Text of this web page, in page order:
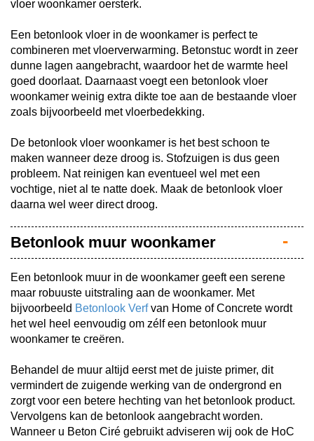
vloer woonkamer oersterk.
Een betonlook vloer in de woonkamer is perfect te
combineren met vloerverwarming. Betonstuc wordt in zeer
dunne lagen aangebracht, waardoor het de warmte heel
goed doorlaat. Daarnaast voegt een betonlook vloer
woonkamer weinig extra dikte toe aan de bestaande vloer
zoals bijvoorbeeld met vloerbedekking.
De betonlook vloer woonkamer is het best schoon te
maken wanneer deze droog is. Stofzuigen is dus geen
probleem. Nat reinigen kan eventueel wel met een
vochtige, niet al te natte doek. Maak de betonlook vloer
daarna wel weer direct droog.
Betonlook muur woonkamer
Een betonlook muur in de woonkamer geeft een serene
maar robuuste uitstraling aan de woonkamer. Met
bijvoorbeeld Betonlook Verfvan Home of Concrete wordt
het wel heel eenvoudig om zélf een betonlook muur
woonkamer te creëren.
Behandel de muur altijd eerst met de juiste primer, dit
vermindert de zuigende werking van de ondergrond en
zorgt voor een betere hechting van het betonlook product.
Vervolgens kan de betonlook aangebracht worden.
Wanneer u Beton Ciré gebruikt adviseren wij ook de HoC